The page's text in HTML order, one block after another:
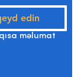
məlumat